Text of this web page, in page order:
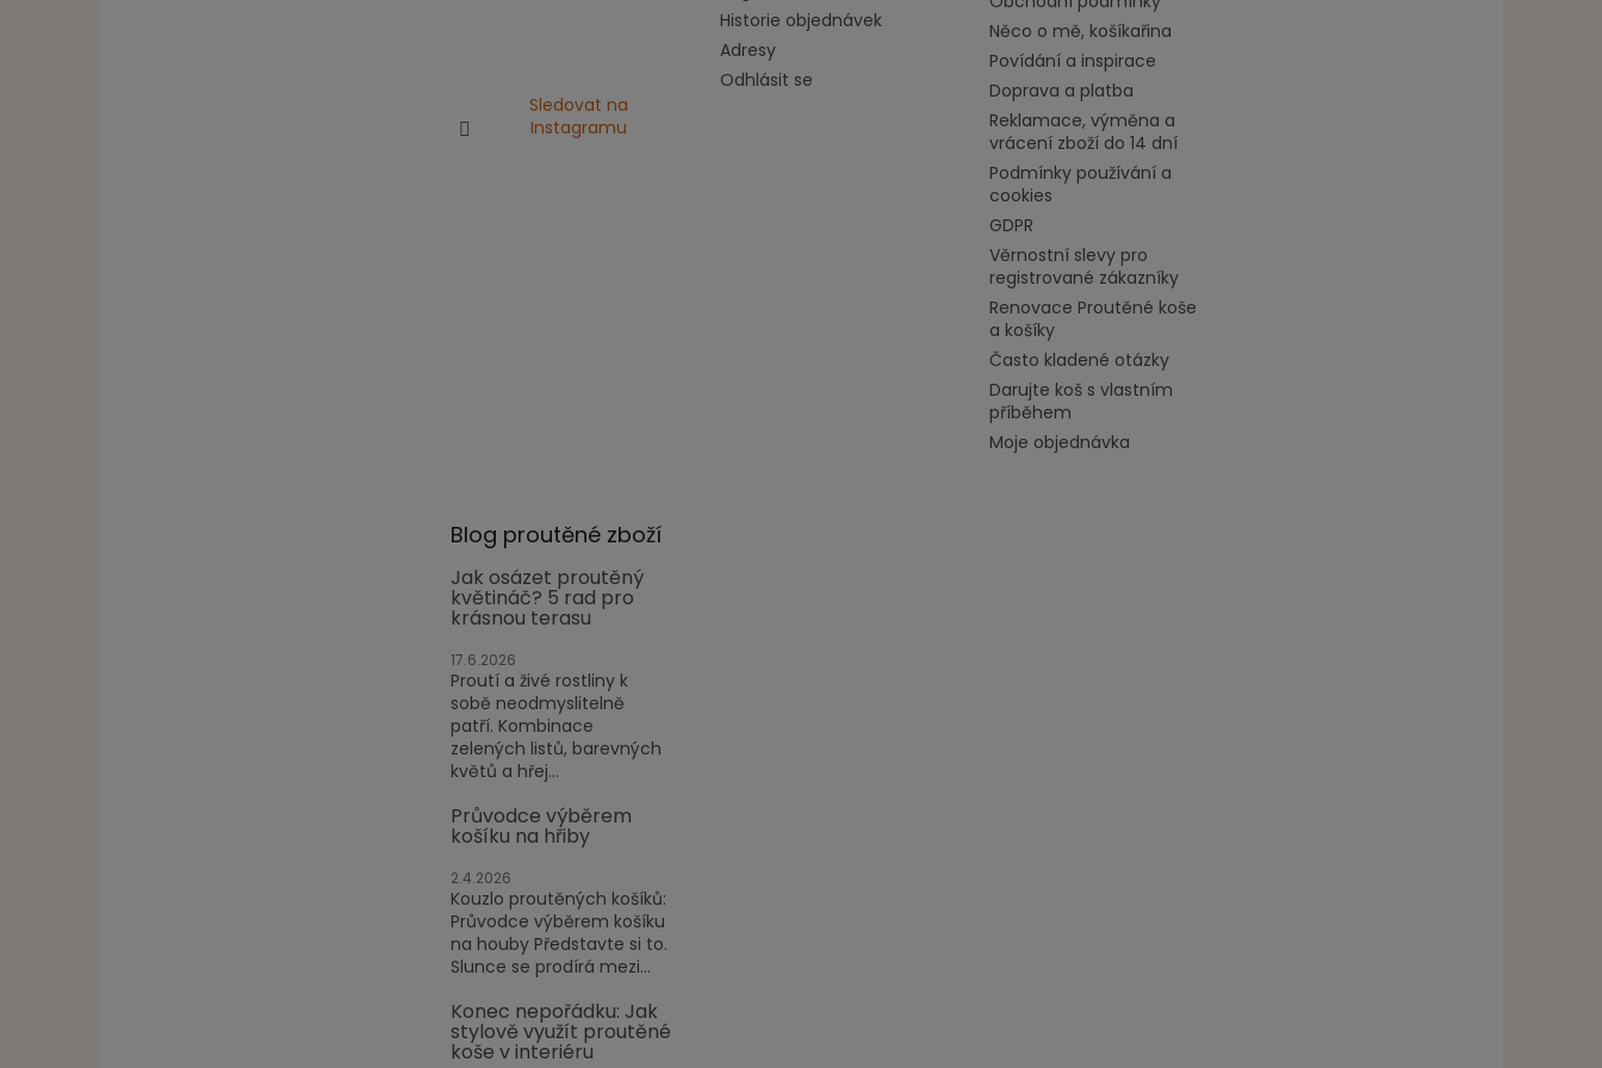
Sledovat na
Instagramu
Historie objednávek
Adresy
Odhlásit se
Něco o mě, košíkařina
Povídání a inspirace
Doprava a platba
Reklamace, výměna a
vrácení zboží do 14 dní
Podmínky používání a
cookies
GDPR
Věrnostní slevy pro
registrované zákazníky
Renovace Proutěné koše
a košíky
Často kladené otázky
Darujte koš s vlastním
příběhem
Moje objednávka
Blog proutěné zboží
Jak osázet proutěný
květináč? 5 rad pro
krásnou terasu
17.6.2026
Proutí a živé rostliny k
sobě neodmyslitelně
patří. Kombinace
zelených listů, barevných
květů a hřej...
Průvodce výběrem
košíku na hřiby
2.4.2026
Kouzlo proutěných košíků:
Průvodce výběrem košíku
na houby Představte si to.
Slunce se prodírá mezi...
Konec nepořádku: Jak
stylově využít proutěné
koše v interiéru